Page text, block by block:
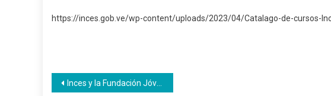
https://inces.gob.ve/wp-content/uploads/2023/04/Catalago-de-cursos-
Navegación
Inces y la Fundación Jóvenes del Barrio firman convenio de cooperación